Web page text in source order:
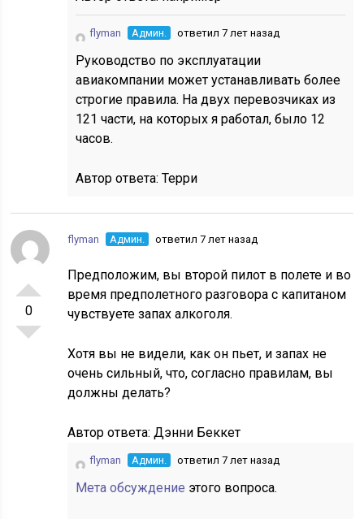
flyman Админ. ответил 7 лет назад
Руководство по эксплуатации
авиакомпании может устанавливать более
строгие правила. На двух перевозчиках из
121 части, на которых я работал, было 12
часов.
Автор ответа:Терри
0
flyman Админ. ответил 7 лет назад
Предположим, вы второй пилот в полете и во
время предполетного разговора с капитаном
чувствуете запах алкоголя.
Хотя вы не видели, как он пьет, и запах не
очень сильный, что, согласно правилам, вы
должны делать?
Автор ответа:Дэнни Беккет
flyman Админ. ответил 7 лет назад
Мета обсуждение этого вопроса.